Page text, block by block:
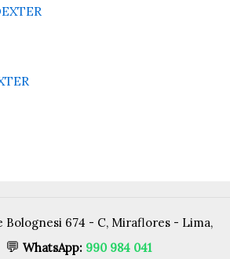
Bolognesi 674 - C, Miraflores - Lima,
💬 WhatsApp: 990 984 041